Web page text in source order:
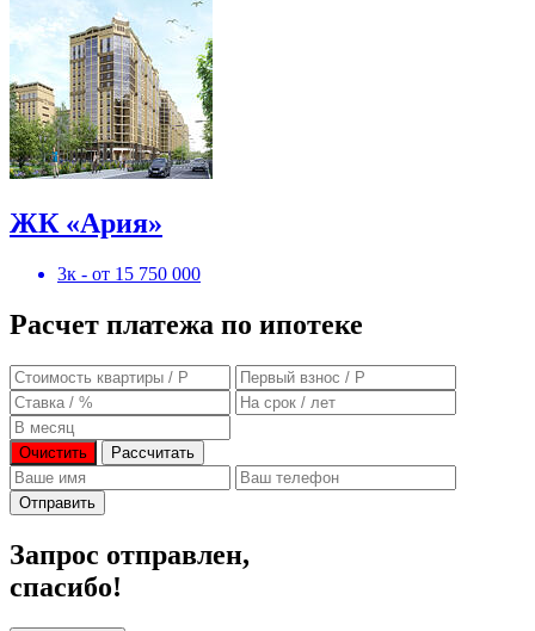
ЖК «Ария»
3к - от 15 750 000
Расчет платежа по ипотеке
Очистить Рассчитать
Отправить
Запрос отправлен,
спасибо!